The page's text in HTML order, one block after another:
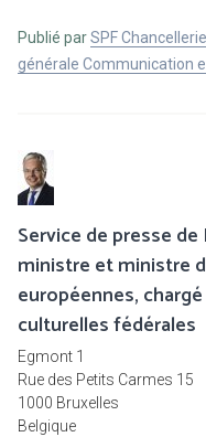
Publié parSPF
générale Communication
Service de presse
ministre et ministre
européennes,
culturelles fédérales
Egmont 1
Rue des Petits Carmes 15
1000 Bruxelles
Belgique